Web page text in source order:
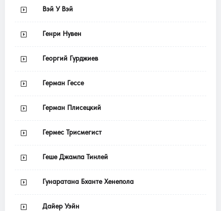
Вэй У Вэй
Генри Нувен
Георгий Гурджиев
Герман Гессе
Герман Плисецкий
Гермес Трисмегист
Геше Джампа Тинлей
Гунаратана Бханте Хенепола
Дайер Уэйн